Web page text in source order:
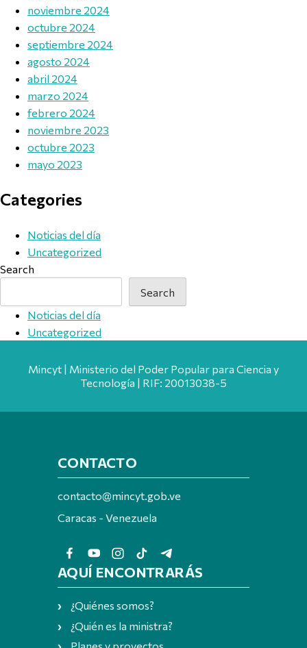
noviembre 2024
octubre 2024
septiembre 2024
agosto 2024
abril 2024
marzo 2024
febrero 2024
noviembre 2023
octubre 2023
mayo 2023
Categories
Noticias del día
Uncategorized
Search
Search
Noticias del día
Uncategorized
Mincyt | Ministerio del Poder Popular para Ciencia y
Tecnología | RIF: 20013038-5
CONTACTO
contacto@mincyt.gob.ve
Caracas - Venezuela
AQUÍ ENCONTRARÁS
¿Quiénes somos?
¿Quién es la ministra?